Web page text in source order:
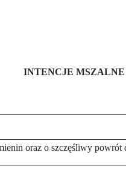
INTENCJE MSZALNE
oraz o szczęśliwy powrót